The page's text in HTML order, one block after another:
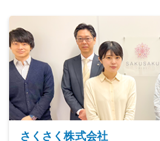
さくさく株式会社